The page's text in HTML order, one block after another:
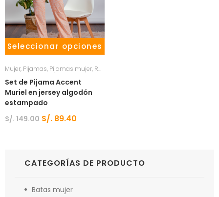
Seleccionar opciones
Mujer, Pijamas, Pijamas mujer, Ropa de dormir
Set de Pijama Accent
Muriel en jersey algodón
estampado
S/.149.00 S/. 89.40
CATEGORÍAS DE PRODUCTO
Batas mujer